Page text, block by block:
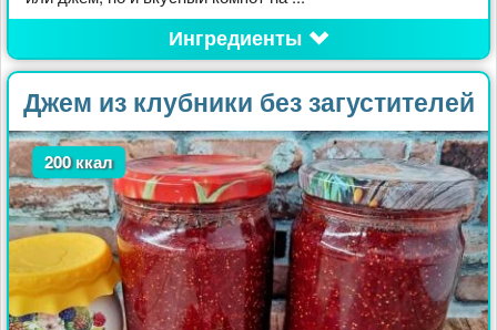
Ингредиенты
Джем из клубники без загустителей
200 ккал